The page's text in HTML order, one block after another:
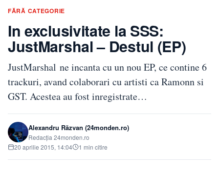
FĂRĂ CATEGORIE
In exclusivitate la SSS:
JustMarshal – Destul (EP)
JustMarshal ne incanta cu un nou EP, ce contine 6
trackuri, avand colaborari cu artisti ca Ramonn si
GST. Acestea au fost inregistrate…
Alexandru Răzvan (24monden.ro)
Redacția 24monden.ro
20 aprilie 2015, 14:04
1 min citire